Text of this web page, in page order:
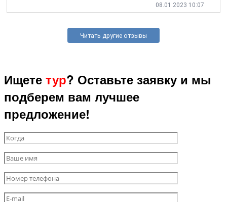
08.01.2023 10:07
Читать другие отзывы
Ищете тур? Оставьте заявку и мы
подберем вам лучшее
предложение!